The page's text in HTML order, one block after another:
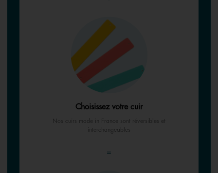
Choisissez votre cuir
Nos cuirs made in France sont réversibles et
interchangeables
=